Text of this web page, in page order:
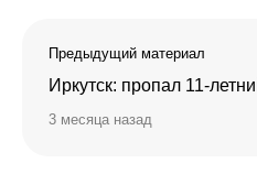
Предыдущий материал
Иркутск: пропал 11-
3 месяца назад